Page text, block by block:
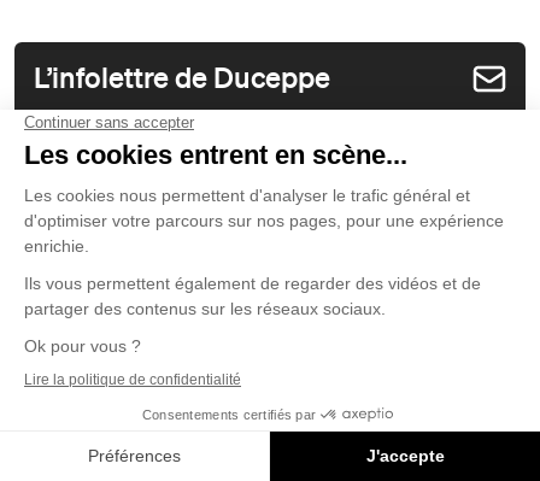
L’infolettre de Duceppe
Restez à l’affût de nouvelles et d’offres
exclusives
S'inscrire
Suivez-nous sur toutes
les scènes